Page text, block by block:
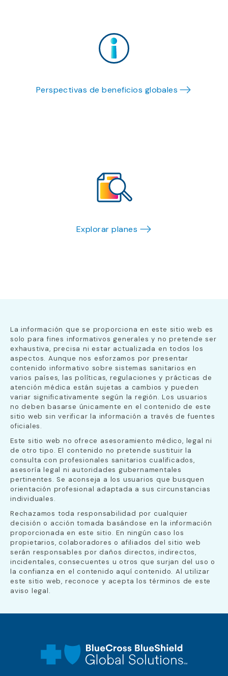
Perspectivas de beneficios globales
Explorar planes
La información que se proporciona en este sitio web es
solo para fines informativos generales y no pretende ser
exhaustiva, precisa ni estar actualizada en todos los
aspectos. Aunque nos esforzamos por presentar
contenido informativo sobre sistemas sanitarios en
varios países, las políticas, regulaciones y prácticas de
atención médica están sujetas a cambios y pueden
variar significativamente según la región. Los usuarios
no deben basarse únicamente en el contenido de este
sitio web sin verificar la información a través de fuentes
oficiales.
Este sitio web no ofrece asesoramiento médico, legal ni
de otro tipo. El contenido no pretende sustituir la
consulta con profesionales sanitarios cualificados,
asesoría legal ni autoridades gubernamentales
pertinentes. Se aconseja a los usuarios que busquen
orientación profesional adaptada a sus circunstancias
individuales.
Rechazamos toda responsabilidad por cualquier
decisión o acción tomada basándose en la información
proporcionada en este sitio. En ningún caso los
propietarios, colaboradores o afiliados del sitio web
serán responsables por daños directos, indirectos,
incidentales, consecuentes u otros que surjan del uso o
la confianza en el contenido aquí contenido. Al utilizar
este sitio web, reconoce y acepta los términos de este
aviso legal.